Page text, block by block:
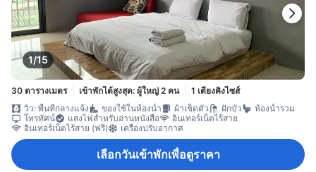
1/15
30 ตารางเมตร เข้าพักได้สูงสุด: ผู้ใหญ่ 2 คน
1 เตียงคิงไซส์
วิว: พื้นที่กลางแจ้ง
ของใช้ในห้องน้ำ ผ้าเช็ดตัว ฝักบัว
ห้องน้ำรวม
โทรทัศน์
แสงไฟสำหรับอ่านหนังสือ
อินเทอร์เน็ตไร้สาย
อินเทอร์เน็ตไร้สาย (ฟรี)
เครื่องปรับอากาศ
เลือกวันเข้าพักเพื่อดูราคา